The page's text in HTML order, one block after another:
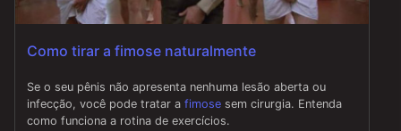
Como tirar a fimose naturalmente
Se o seu pênis não apresenta nenhuma lesão aberta ou
infecção, você pode tratar a fimosesem cirurgia. Entenda
como funciona a rotina de exercícios.